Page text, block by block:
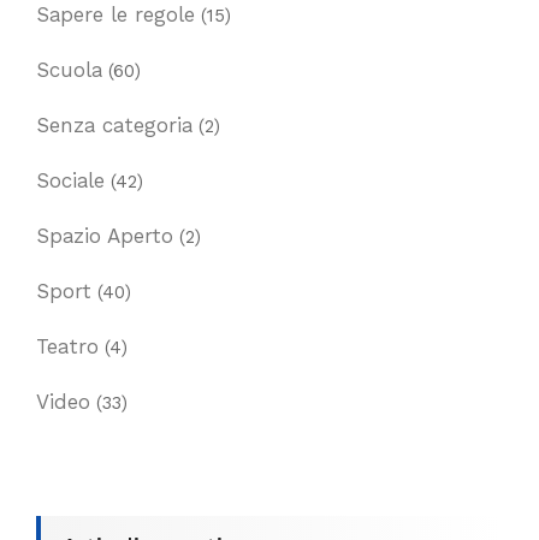
Sapere le regole (15)
Scuola (60)
Senza categoria (2)
Sociale (42)
Spazio Aperto (2)
Sport (40)
Teatro (4)
Video (33)